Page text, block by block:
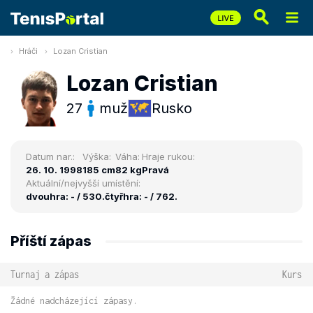
Hráči Lozan Cristian
Lozan Cristian
27 muž Rusko
Datum nar.:
26. 10. 1998
Výška:
185 cm
Váha:
82 kg
Hraje rukou:
Pravá
Aktuální/nejvyšší umístění:
dvouhra: - / 530.čtyřhra: - / 762.
Příští zápas
Turnaj a zápas Kurs
Žádné nadcházející zápasy.